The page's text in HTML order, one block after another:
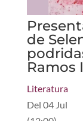
de
Ramos
Literatura
Del 04 Jul